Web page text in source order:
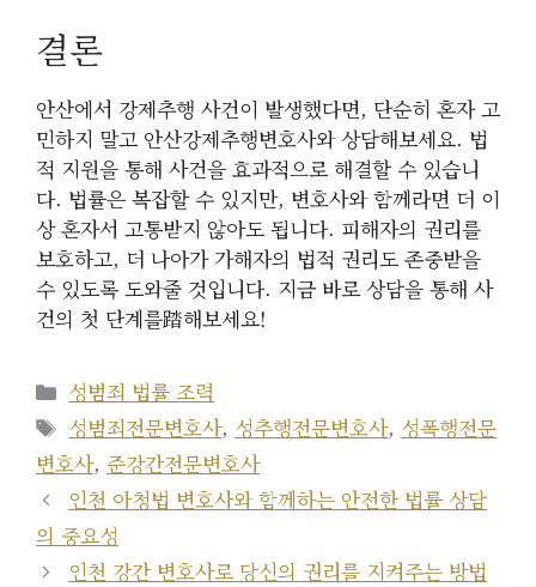
결론
안산에서 강제추행 사건이 발생했다면, 단순히 혼자 고
민하지 말고 안산강제추행변호사와 상담해보세요. 법
적 지원을 통해 사건을 효과적으로 해결할 수 있습니
다. 법률은 복잡할 수 있지만, 변호사와 함께라면 더 이
상 혼자서 고통받지 않아도 됩니다. 피해자의 권리를
보호하고, 더 나아가 가해자의 법적 권리도 존중받을
수 있도록 도와줄 것입니다. 지금 바로 상담을 통해 사
건의 첫 단계를踏해보세요!
카
테
고
리
성범죄 법률 조력
태
그
성범죄전문변호사, 성추행전문변호사, 성폭행전문
변호사, 준강간전문변호사
인천 아청법 변호사와 함께하는 안전한 법률 상담
의 중요성
인천 강간 변호사로 당신의 권리를 지켜주는 방법